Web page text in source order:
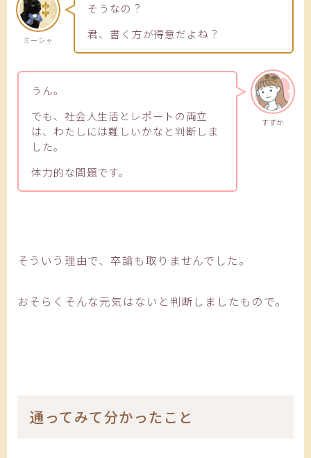
ミーシャ
そうなの？
君、書く方が得意だよね？
すずか
うん。
でも、社会人生活とレポートの両立
は、わたしには難しいかなと判断しま
した。
体力的な問題です。
そういう理由で、卒論も取りませんでした。
おそらくそんな元気はないと判断しましたもので。
通ってみて分かったこと